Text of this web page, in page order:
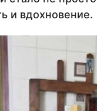
и вдохновение.